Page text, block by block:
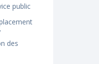
public
des